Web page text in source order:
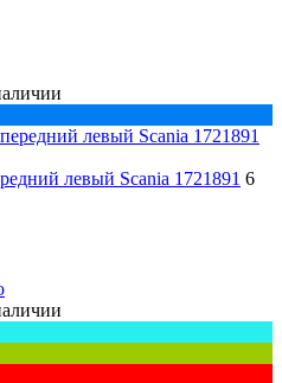
левый Scania 1721891 6